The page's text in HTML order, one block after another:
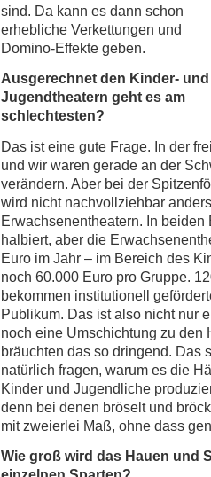
sind. Da kann es dann schon
erhebliche Verkettungen und
Domino-Effekte geben.
Ausgerechnet den Kinder- und
Jugendtheatern geht es am
schlechtesten?
Das ist eine gute Frage. In der
und wir waren gerade an der
verändern. Aber bei der
wird nicht nachvollziehbar
Erwachsenentheatern. In
halbiert, aber die
Euro im Jahr – im Bereich des
noch 60.000 Euro pro Gruppe.
bekommen institutionell
Publikum. Das ist also nicht nur
noch eine Umschichtung zu den
bräuchten das so dringend. Das
natürlich fragen, warum es die
Kinder und Jugendliche
denn bei denen bröselt und
mit zweierlei Maß, ohne dass
Wie groß wird das Hauen und